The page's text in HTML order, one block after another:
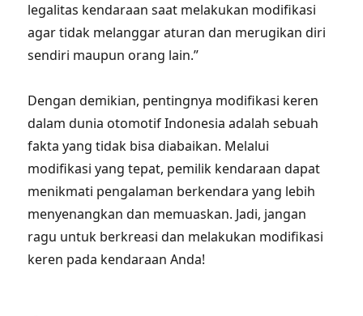
legalitas kendaraan saat melakukan modifikasi
agar tidak melanggar aturan dan merugikan diri
sendiri maupun orang lain.”
Dengan demikian, pentingnya modifikasi keren
dalam dunia otomotif Indonesia adalah sebuah
fakta yang tidak bisa diabaikan. Melalui
modifikasi yang tepat, pemilik kendaraan dapat
menikmati pengalaman berkendara yang lebih
menyenangkan dan memuaskan. Jadi, jangan
ragu untuk berkreasi dan melakukan modifikasi
keren pada kendaraan Anda!